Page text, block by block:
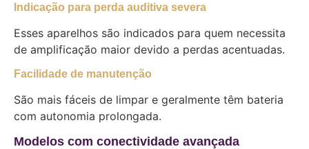
Indicação para perda auditiva severa
Esses aparelhos são indicados para quem necessita
de amplificação maior devido a perdas acentuadas.
Facilidade de manutenção
São mais fáceis de limpar e geralmente têm bateria
com autonomia prolongada.
Modelos com conectividade avançada